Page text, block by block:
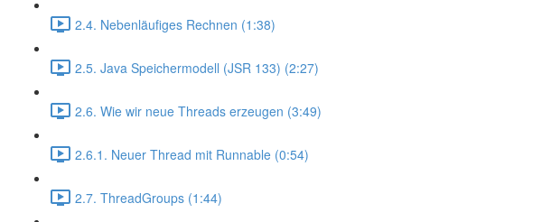
2.4. Nebenläufiges Rechnen (1:38)
2.5. Java Speichermodell (JSR 133) (2:27)
2.6. Wie wir neue Threads erzeugen (3:49)
2.6.1. Neuer Thread mit Runnable (0:54)
2.7. ThreadGroups (1:44)